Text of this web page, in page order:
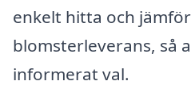
enkelt hitta och
blomsterleverans, så
informerat val.